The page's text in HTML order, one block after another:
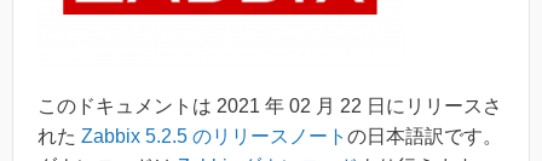
このドキュメントは 2021 年 02 月 22 日にリリースさ
れた Zabbix 5.2.5 のリリースノート の日本語訳です。